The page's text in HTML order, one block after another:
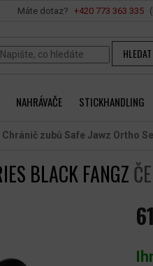
+420 ‭773 363 335
HLEDAT
NAHRÁVAČE STICKHANDLING
Chránič zubů Safe Jawz Ortho
BLACK FANGZ
cena: